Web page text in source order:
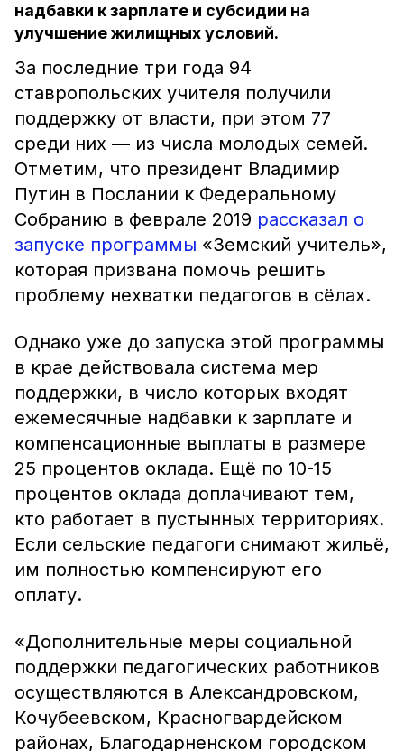
надбавки к зарплате и субсидии на
улучшение жилищных условий.
За последние три года 94
ставропольских учителя получили
поддержку от власти, при этом 77
среди них — из числа молодых семей.
Отметим, что президент Владимир
Путин в Послании к Федеральному
Собранию в феврале 2019 рассказал о
запуске программы «Земский учитель»,
которая призвана помочь решить
проблему нехватки педагогов в сёлах.
Однако уже до запуска этой программы
в крае действовала система мер
поддержки, в число которых входят
ежемесячные надбавки к зарплате и
компенсационные выплаты в размере
25 процентов оклада. Ещё по 10-15
процентов оклада доплачивают тем,
кто работает в пустынных территориях.
Если сельские педагоги снимают жильё,
им полностью компенсируют его
оплату.
«Дополнительные меры социальной
поддержки педагогических работников
осуществляются в Александровском,
Кочубеевском, Красногвардейском
районах, Благодарненском городском